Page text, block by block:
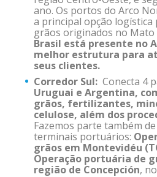
ano. Os portos do Arco
a principal opção logística
grãos originados no Mato
Brasil está presente no
melhor estrutura para
seus clientes.
Corredor Sul: Conecta 4
Uruguai e Argentina,
grãos, fertilizantes,
celulose, além dos
Fazemos parte também
terminais portuários:
grãos em Montevidéu
Operação portuária de
região de Concepción,